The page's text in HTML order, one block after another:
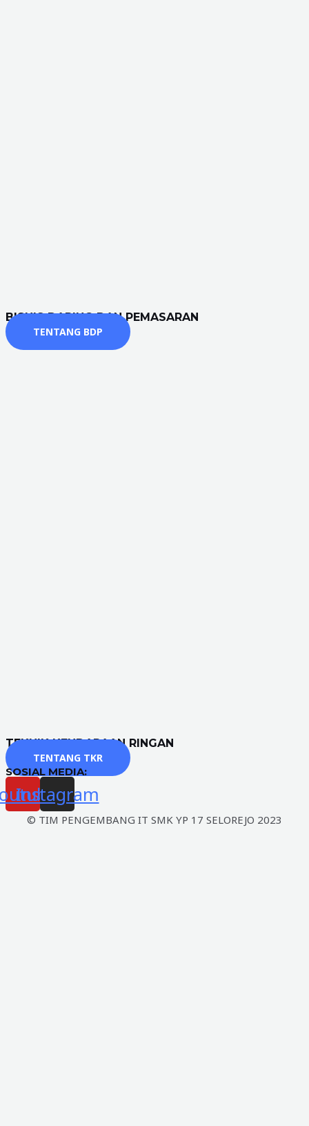
BISNIS DARING DAN PEMASARAN
TENTANG BDP
TEKNIK KENDARAAN RINGAN
TENTANG TKR
SOSIAL MEDIA:
Instagram
© TIM PENGEMBANG IT SMK YP 17 SELOREJO 2023